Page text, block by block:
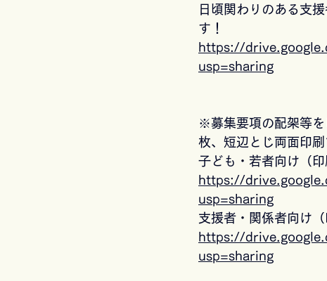
日頃関わりのある支
す！
https://
usp=sharing
※募集要項の配架等
枚、短辺とじ両面印刷
子ども・若者向け（印
https://
usp=sharing
支援者・関係者向け（
https://
usp=sharing